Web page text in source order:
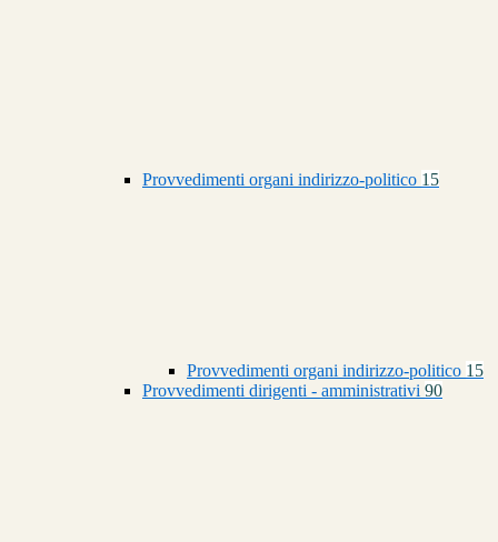
Provvedimenti organi indirizzo-politico 15
Provvedimenti organi indirizzo-politico 15
Provvedimenti dirigenti - amministrativi 90